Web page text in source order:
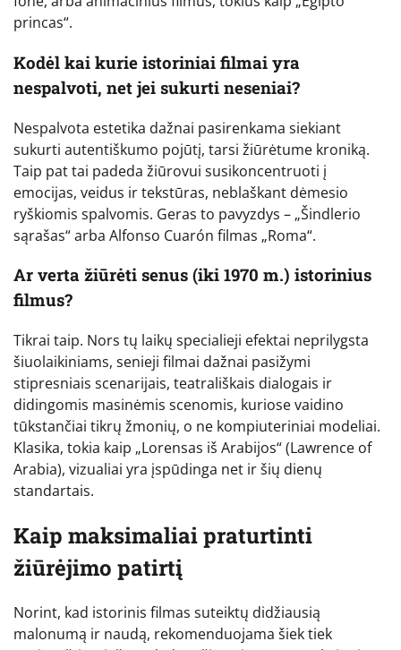
princas“.
Kodėl kai kurie istoriniai filmai yra
nespalvoti, net jei sukurti neseniai?
Nespalvota estetika dažnai pasirenkama siekiant
sukurti autentiškumo pojūtį, tarsi žiūrėtume kroniką.
Taip pat tai padeda žiūrovui susikoncentruoti į
emocijas, veidus ir tekstūras, neblaškant dėmesio
ryškiomis spalvomis. Geras to pavyzdys – „Šindlerio
sąrašas“ arba Alfonso Cuarón filmas „Roma“.
Ar verta žiūrėti senus (iki 1970 m.) istorinius
filmus?
Tikrai taip. Nors tų laikų specialieji efektai neprilygsta
šiuolaikiniams, senieji filmai dažnai pasižymi
stipresniais scenarijais, teatrališkais dialogais ir
didingomis masinėmis scenomis, kuriose vaidino
tūkstančiai tikrų žmonių, o ne kompiuteriniai modeliai.
Klasika, tokia kaip „Lorensas iš Arabijos“ (Lawrence of
Arabia), vizualiai yra įspūdinga net ir šių dienų
standartais.
Kaip maksimaliai praturtinti
žiūrėjimo patirtį
Norint, kad istorinis filmas suteiktų didžiausią
malonumą ir naudą, rekomenduojama šiek tiek